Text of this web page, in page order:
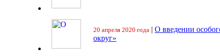
20 апреля 2020 года | О введении
округ»